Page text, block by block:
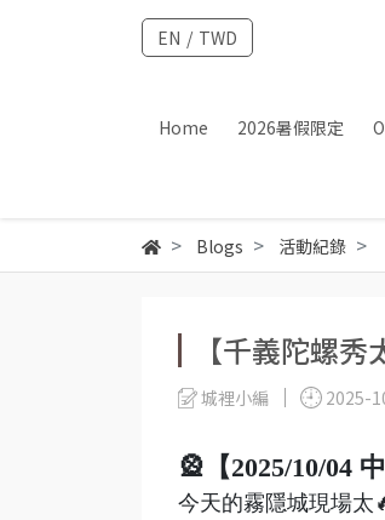
EN / TWD
Home 2026暑假限定
Blogs 活動紀錄
【千義陀螺
城裡小編 2025-
🎡【2025/10/04
今天的霧隱城現場太